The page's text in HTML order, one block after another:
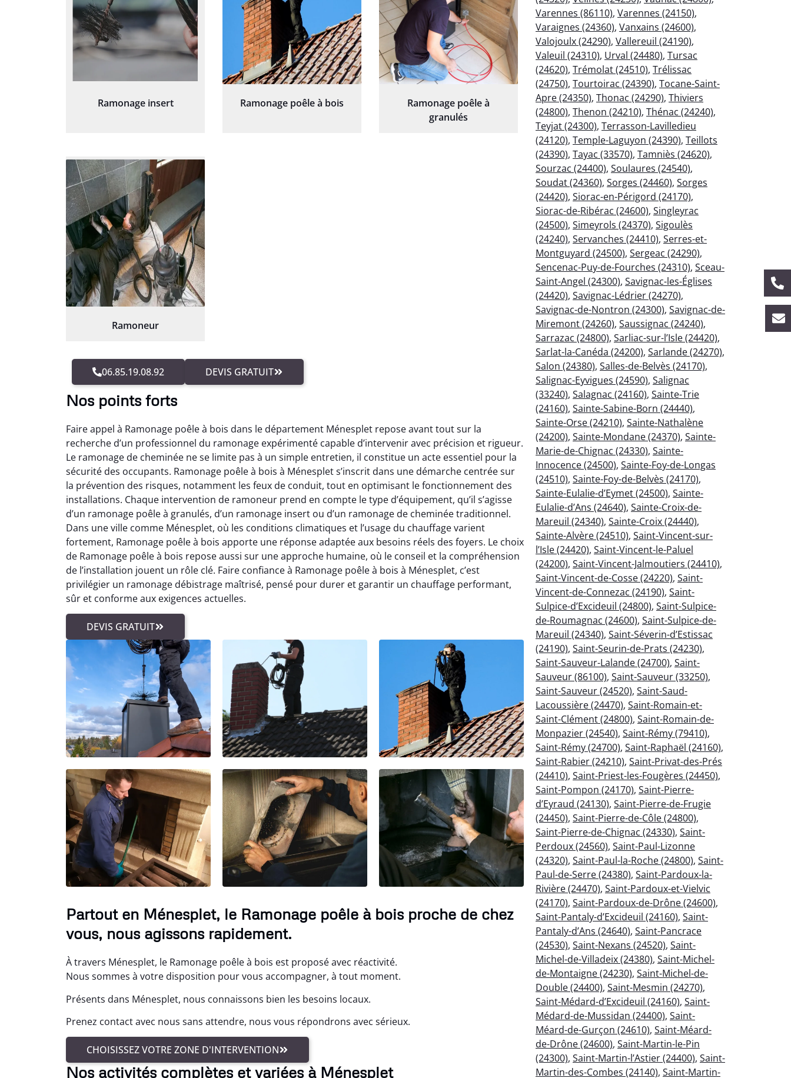
Ramonage insert Ramonage poêle à bois
Ramonage poêle à
granulés
Ramoneur
06.85.19.08.92 DEVIS GRATUIT
Nos points forts
Faire appel à Ramonage poêle à bois dans le département Ménesplet repose avant tout sur la
recherche d’un professionnel du ramonage expérimenté capable d’intervenir avec précision et rigueur.
Le ramonage de cheminée ne se limite pas à un simple entretien, il constitue un acte essentiel pour la
sécurité des occupants. Ramonage poêle à bois à Ménesplet s’inscrit dans une démarche centrée sur
la prévention des risques, notamment les feux de conduit, tout en optimisant le fonctionnement des
installations. Chaque intervention de ramoneur prend en compte le type d’équipement, qu’il s’agisse
d’un ramonage poêle à granulés, d’un ramonage insert ou d’un ramonage de cheminée traditionnel.
Dans une ville comme Ménesplet, où les conditions climatiques et l’usage du chauffage varient
fortement, Ramonage poêle à bois apporte une réponse adaptée aux besoins réels des foyers. Le choix
de Ramonage poêle à bois repose aussi sur une approche humaine, où le conseil et la compréhension
de l’installation jouent un rôle clé. Faire confiance à Ramonage poêle à bois à Ménesplet, c’est
privilégier un ramonage débistrage maîtrisé, pensé pour durer et garantir un chauffage performant,
sûr et conforme aux exigences actuelles.
DEVIS GRATUIT
Partout en Ménesplet, le Ramonage poêle à bois proche de chez
vous, nous agissons rapidement.
À travers Ménesplet, le Ramonage poêle à bois est proposé avec réactivité.
Nous sommes à votre disposition pour vous accompagner, à tout moment.
Présents dans Ménesplet, nous connaissons bien les besoins locaux.
Prenez contact avec nous sans attendre, nous vous répondrons avec sérieux.
CHOISISSEZ VOTRE ZONE D'INTERVENTION
Nos activités complètes et variées à Ménesplet
Varennes (86110), Varennes (24150),
Varaignes (24360), Vanxains (24600),
Valojoulx (24290), Vallereuil (24190),
Valeuil (24310), Urval (24480), Tursac
(24620), Trémolat (24510), Trélissac
(24750), Tourtoirac (24390), Tocane-Saint-
Apre (24350), Thonac (24290), Thiviers
(24800), Thenon (24210), Thénac (24240),
Teyjat (24300), Terrasson-Lavilledieu
(24120), Temple-Laguyon (24390), Teillots
(24390), Tayac (33570), Tamniès (24620),
Sourzac (24400), Soulaures (24540),
Soudat (24360), Sorges (24460), Sorges
(24420), Siorac-en-Périgord (24170),
Siorac-de-Ribérac (24600), Singleyrac
(24500), Simeyrols (24370), Sigoulès
(24240), Servanches (24410), Serres-et-
Montguyard (24500), Sergeac (24290),
Sencenac-Puy-de-Fourches (24310), Sceau-
Saint-Angel (24300), Savignac-les-Églises
(24420), Savignac-Lédrier (24270),
Savignac-de-Nontron (24300), Savignac-de-
Miremont (24260), Saussignac (24240),
Sarrazac (24800), Sarliac-sur-l’Isle (24420),
Sarlat-la-Canéda (24200), Sarlande (24270),
Salon (24380), Salles-de-Belvès (24170),
Salignac-Eyvigues (24590), Salignac
(33240), Salagnac (24160), Sainte-Trie
(24160), Sainte-Sabine-Born (24440),
Sainte-Orse (24210), Sainte-Nathalène
(24200), Sainte-Mondane (24370), Sainte-
Marie-de-Chignac (24330), Sainte-
Innocence (24500), Sainte-Foy-de-Longas
(24510), Sainte-Foy-de-Belvès (24170),
Sainte-Eulalie-d’Eymet (24500), Sainte-
Eulalie-d’Ans (24640), Sainte-Croix-de-
Mareuil (24340), Sainte-Croix (24440),
Sainte-Alvère (24510), Saint-Vincent-sur-
l’Isle (24420), Saint-Vincent-le-Paluel
(24200), Saint-Vincent-Jalmoutiers (24410),
Saint-Vincent-de-Cosse (24220), Saint-
Vincent-de-Connezac (24190), Saint-
Sulpice-d’Excideuil (24800), Saint-Sulpice-
de-Roumagnac (24600), Saint-Sulpice-de-
Mareuil (24340), Saint-Séverin-d’Estissac
(24190), Saint-Seurin-de-Prats (24230),
Saint-Sauveur-Lalande (24700), Saint-
Sauveur (86100), Saint-Sauveur (33250),
Saint-Sauveur (24520), Saint-Saud-
Lacoussière (24470), Saint-Romain-et-
Saint-Clément (24800), Saint-Romain-de-
Monpazier (24540), Saint-Rémy (79410),
Saint-Rémy (24700), Saint-Raphaël (24160),
Saint-Rabier (24210), Saint-Privat-des-Prés
(24410), Saint-Priest-les-Fougères (24450),
Saint-Pompon (24170), Saint-Pierre-
d’Eyraud (24130), Saint-Pierre-de-Frugie
(24450), Saint-Pierre-de-Côle (24800),
Saint-Pierre-de-Chignac (24330), Saint-
Perdoux (24560), Saint-Paul-Lizonne
(24320), Saint-Paul-la-Roche (24800), Saint-
Paul-de-Serre (24380), Saint-Pardoux-la-
Rivière (24470), Saint-Pardoux-et-Vielvic
(24170), Saint-Pardoux-de-Drône (24600),
Saint-Pantaly-d’Excideuil (24160), Saint-
Pantaly-d’Ans (24640), Saint-Pancrace
(24530), Saint-Nexans (24520), Saint-
Michel-de-Villadeix (24380), Saint-Michel-
de-Montaigne (24230), Saint-Michel-de-
Double (24400), Saint-Mesmin (24270),
Saint-Médard-d’Excideuil (24160), Saint-
Médard-de-Mussidan (24400), Saint-
Méard-de-Gurçon (24610), Saint-Méard-
de-Drône (24600), Saint-Martin-le-Pin
(24300), Saint-Martin-l’Astier (24400), Saint-
Martin-des-Combes (24140), Saint-Martin-